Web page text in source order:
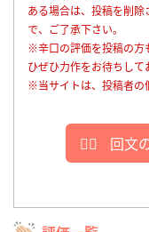
ある場合は、投稿を削
で、ご了承下さい。
※辛口の評価を投稿の方
ひぜひ力作をお待ちして
※当サイトは、投稿者の
回文